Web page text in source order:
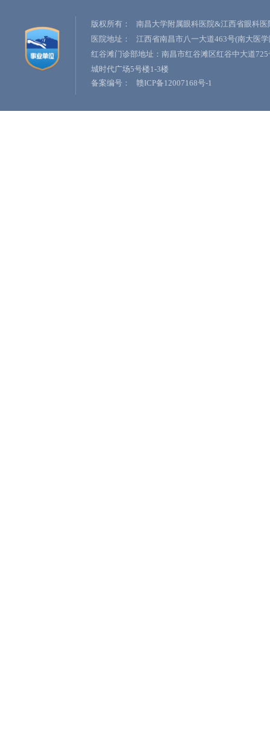
版权所有：
南昌大学附属眼科医院&江西省眼科医
医院地址：
江西省南昌市八一大道463号(南大医
红谷滩门诊部地址：南昌市红谷滩区红谷中大道725
城时代广场5号楼1-3楼
备案编号：
赣ICP备12007168号-1